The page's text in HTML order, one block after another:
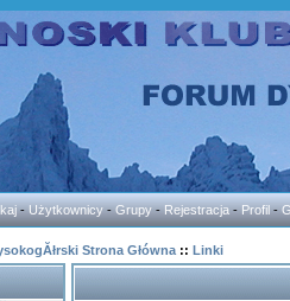
-Użytkownicy-Grupy-Rejestracja-Profil-
Strona Główna :: Linki